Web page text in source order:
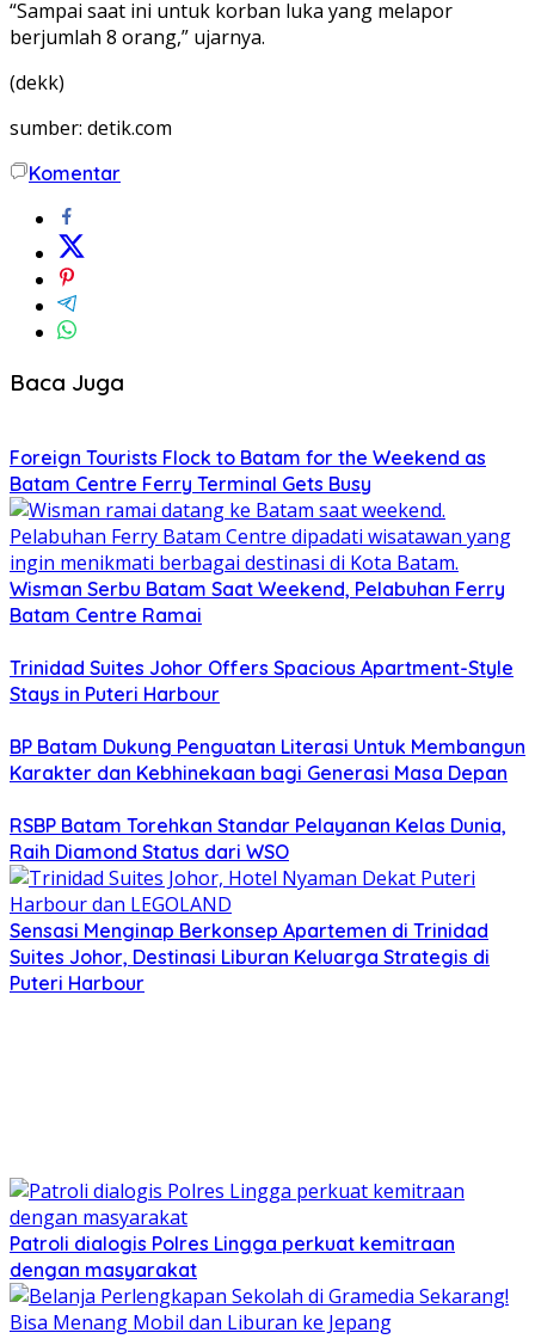
“Sampai saat ini untuk korban luka yang melapor
berjumlah 8 orang,” ujarnya.
(dekk)
sumber: detik.com
Komentar
Baca Juga
Foreign Tourists Flock to Batam for the Weekend as
Batam Centre Ferry Terminal Gets Busy
Wisman Serbu Batam Saat Weekend, Pelabuhan Ferry
Batam Centre Ramai
Trinidad Suites Johor Offers Spacious Apartment-Style
Stays in Puteri Harbour
BP Batam Dukung Penguatan Literasi Untuk Membangun
Karakter dan Kebhinekaan bagi Generasi Masa Depan
RSBP Batam Torehkan Standar Pelayanan Kelas Dunia,
Raih Diamond Status dari WSO
Sensasi Menginap Berkonsep Apartemen di Trinidad
Suites Johor, Destinasi Liburan Keluarga Strategis di
Puteri Harbour
Patroli dialogis Polres Lingga perkuat kemitraan
dengan masyarakat